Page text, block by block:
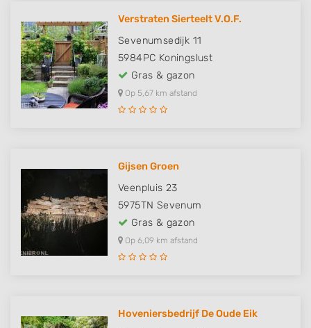
Verstraten Sierteelt V.O.F.
Sevenumsedijk 11
5984PC Koningslust
Gras & gazon
Op 5,67 km afstand
Gijsen Groen
Veenpluis 23
5975TN Sevenum
Gras & gazon
Op 6,09 km afstand
Hoveniersbedrijf De Oude Eik